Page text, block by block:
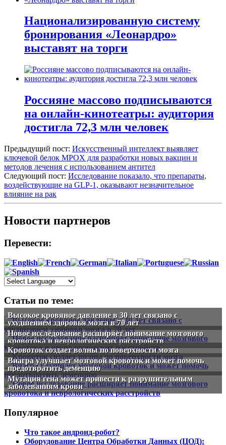
Национализированную систему
бронирования «Леонардро»
выставят на торги
Россияне массово подписываются
на онлайн-кинотеатры: аудитория
достигла 72,3 млн человек
Предыдущий пост: Искусственный интеллект выявляет
ключевой белок MPOX для разработки новых вакцин и
методов лечения с использованием антител
Следующий пост: Исследование показало, что препараты,
воздействующие на GLP-1, оказывают незначительное
влияние на рак
Новости партнеров
Перевести:
Статьи по теме:
Высокое кровяное давление в 30 лет связано с
ухудшением здоровья мозга в 70 лет
Новое исследование расширяет понимание мозгового
кровотока и неврологических расстройств
Кровоток создает волны по поверхности мозга
Виагра улучшает мозговой кровоток и может помочь
предотвратить деменцию
Мутация гена может привести к разрушительным
заболеваниям крови
Популярное
Что такое андроид-робот?
Оборудование Центра Обработки Данных (ЦОД):